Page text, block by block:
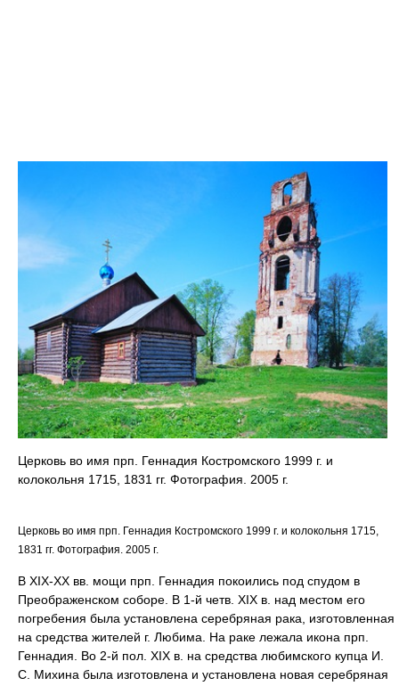
Церковь во имя прп. Геннадия Костромского 1999 г. и
колокольня 1715, 1831 гг. Фотография. 2005 г.
Церковь во имя прп. Геннадия Костромского 1999 г. и колокольня 1715,
1831 гг. Фотография. 2005 г.
В XIX-ХХ вв. мощи прп. Геннадия покоились под спудом в
Преображенском соборе. В 1-й четв. XIX в. над местом его
погребения была установлена серебряная рака, изготовленная
на средства жителей г. Любима. На раке лежала икона прп.
Геннадия. Во 2-й пол. XIX в. на средства любимского купца И.
С. Михина была изготовлена и установлена новая серебряная